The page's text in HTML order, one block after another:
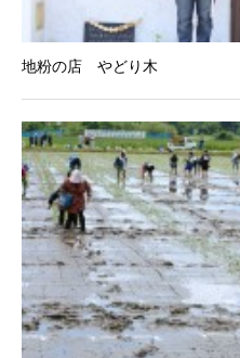
地粉の店 やどり木